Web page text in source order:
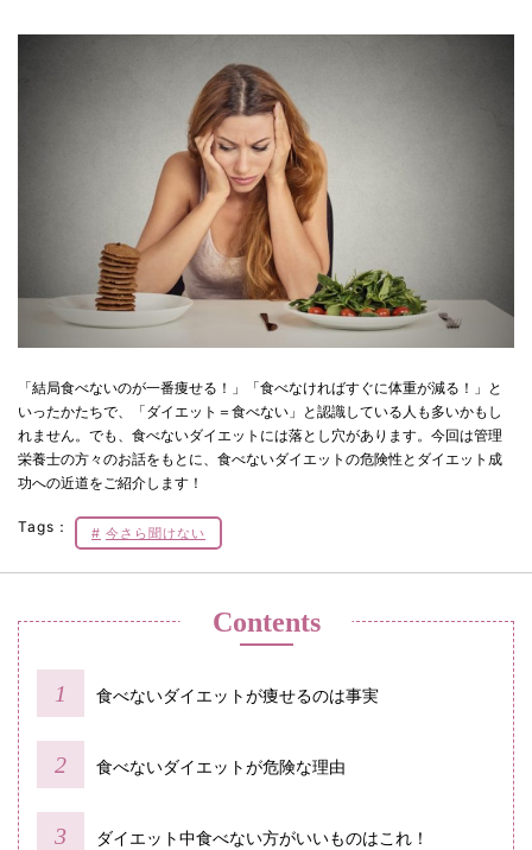
「結局食べないのが一番痩せる！」「食べなければすぐに体重が減る！」と
いったかたちで、「ダイエット＝食べない」と認識している人も多いかもし
れません。でも、食べないダイエットには落とし穴があります。今回は管理
栄養士の方々のお話をもとに、食べないダイエットの危険性とダイエット成
功への近道をご紹介します！
Tags： 今さら聞けない
Contents
食べないダイエットが痩せるのは事実
食べないダイエットが危険な理由
ダイエット中食べない方がいいものはこれ！